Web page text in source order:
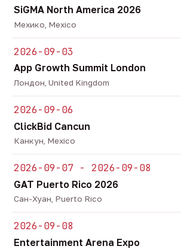
SiGMA North America 2026
Мехико, Mexico
2026-09-03
App Growth Summit London
Лондон, United Kingdom
2026-09-06
ClickBid Cancun
Канкун, Mexico
2026-09-07 - 2026-09-08
GAT Puerto Rico 2026
Сан-Хуан, Puerto Rico
2026-09-08
Entertainment Arena Expo